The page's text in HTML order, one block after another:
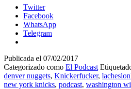
Twitter
Facebook
WhatsApp
Telegram
Publicada el 07/02/2017
Categorizado como El Podcast
denver nuggets, Knickerfucker,
new york knicks, podcast, washington